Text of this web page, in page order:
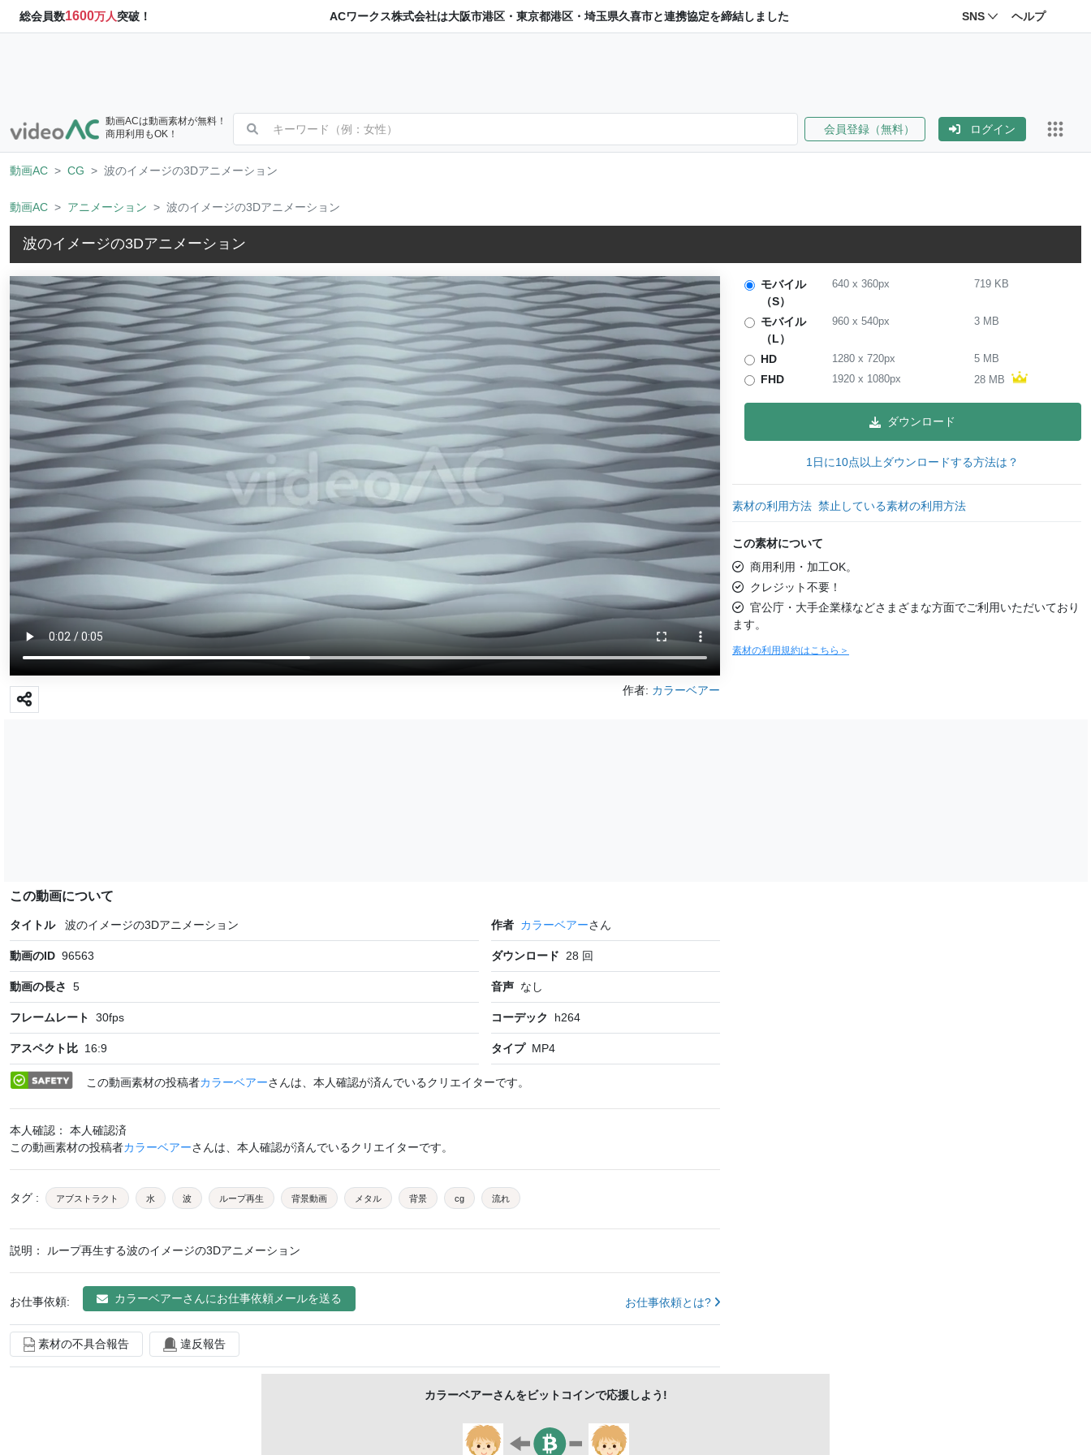
総会員数1600万人突破！ ACワークス株式会社は大阪市港区・東京都港区・埼玉県久喜市と連携協定を締結しました SNS ヘルプ
動画ACは動画素材が無料！
商用利用もOK！
会員登録（無料） ログイン
動画AC CG 波のイメージの3Dアニメーション
動画AC アニメーション 波のイメージの3Dアニメーション
波のイメージの3Dアニメーション
作者: カラーベアー
モバイル
（S）
640x 360px 719 KB
モバイル
（L）
960x 540px 3 MB
HD 1280x 720px 5 MB
FHD 1920x 1080px 28 MB
ダウンロード
1日に10点以上ダウンロードする方法は？
素材の利用方法 禁止している素材の利用方法
この素材について
商用利用・加工OK。
クレジット不要！
官公庁・大手企業様などさまざまな方面でご利用いただいており
ます。
素材の利用規約はこちら＞
この動画について
タイトル 波のイメージの3Dアニメーション
動画のID 96563
動画の長さ 5
フレームレート 30fps
アスペクト比 16:9
作者 カラーベアーさん
ダウンロード 28 回
音声 なし
コーデック h264
タイプ MP4
この動画素材の投稿者カラーベアーさんは、本人確認が済んでいるクリエイターです。
本人確認： 本人確認済
この動画素材の投稿者カラーベアーさんは、本人確認が済んでいるクリエイターです。
タグ : アブストラクト 水 波 ループ再生 背景動画 メタル 背景 cg 流れ
説明： ループ再生する波のイメージの3Dアニメーション
お仕事依頼: カラーベアーさんにお仕事依頼メールを送る お仕事依頼とは?
素材の不具合報告 違反報告
カラーベアーさんをビットコインで応援しよう!